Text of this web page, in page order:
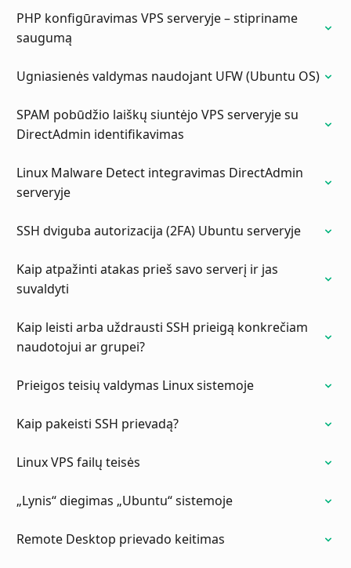
PHP konfigūravimas VPS serveryje – stipriname
saugumą
Ugniasienės valdymas naudojant UFW (Ubuntu OS)
SPAM pobūdžio laiškų siuntėjo VPS serveryje su
DirectAdmin identifikavimas
Linux Malware Detect integravimas DirectAdmin
serveryje
SSH dviguba autorizacija (2FA) Ubuntu serveryje
Kaip atpažinti atakas prieš savo serverį ir jas
suvaldyti
Kaip leisti arba uždrausti SSH prieigą konkrečiam
naudotojui ar grupei?
Prieigos teisių valdymas Linux sistemoje
Kaip pakeisti SSH prievadą?
Linux VPS failų teisės
„Lynis“ diegimas „Ubuntu“ sistemoje
Remote Desktop prievado keitimas